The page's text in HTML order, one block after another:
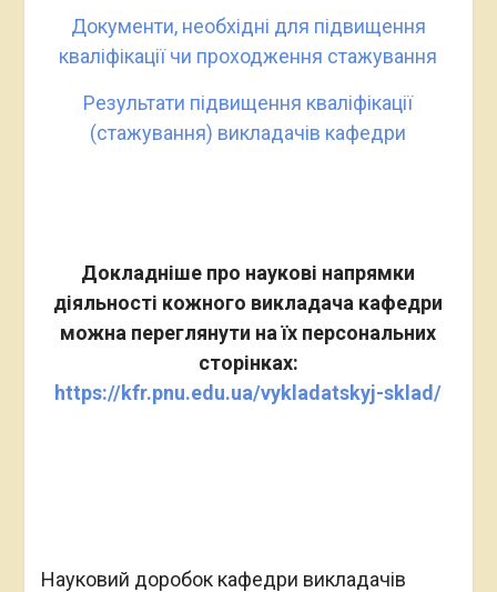
Документи, необхідні для підвищення
кваліфікації чи проходження стажування
Результати підвищення кваліфікації
(стажування) викладачів кафедри
Докладніше про наукові напрямки
діяльності кожного викладача кафедри
можна переглянути на їх персональних
сторінках:
https://kfr.pnu.edu.ua/vykladatskyj-sklad/
Науковий доробок кафедри викладачів